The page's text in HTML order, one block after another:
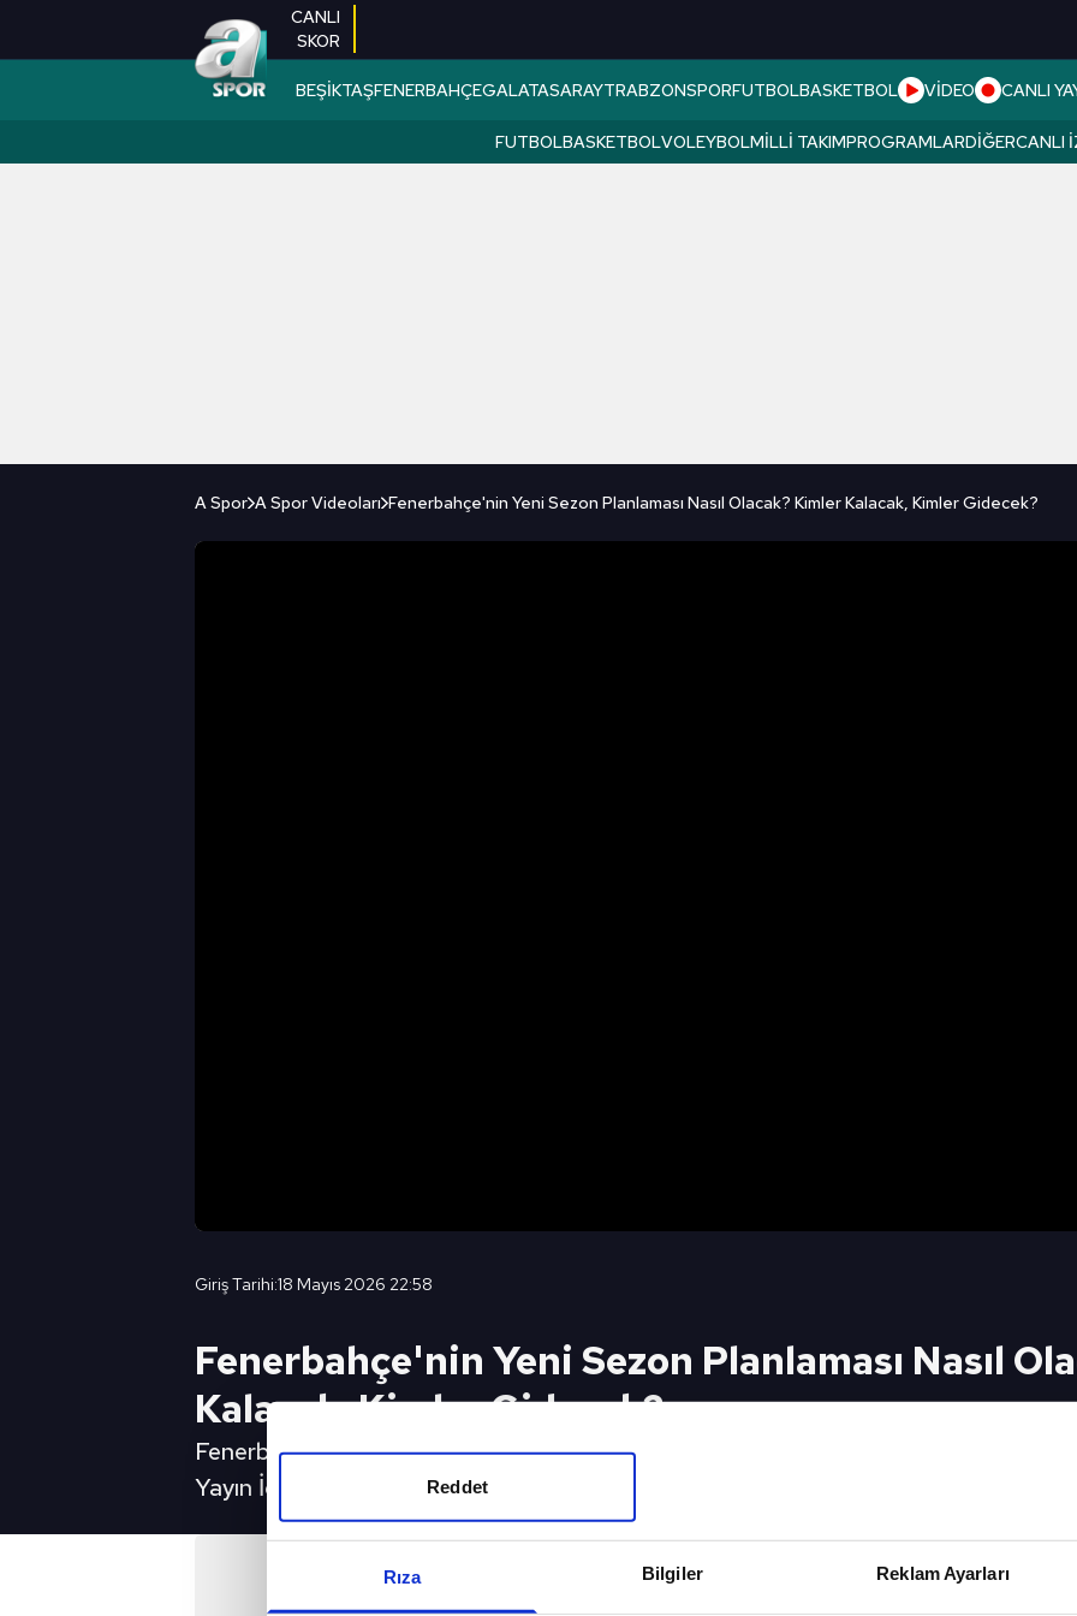
Rıza Bilgiler Reklam Ayarları
Reddet
CANLI
SKOR
BEŞİKTAŞFENERBAHÇEGALATASARAYTRABZONSPORFUTBOLBASKETBOL VİDEO CANLI
FUTBOLBASKETBOLVOLEYBOLMILLI TAKIMPROGRAMLARDIĞERCANLI
A Spor A Spor Videoları Fenerbahçe'nin Yeni Sezon Planlaması Nasıl Olacak? Kimler Kalacak, Kimler Gidecek?
Giriş Tarihi:18 Mayıs 2026 22:58
Fenerbahçe'nin Yeni Sezon Planlaması Nasıl
Kalacak, Kimler Gidecek?
Fenerbahçe'nin Yeni Sezon Planlaması Nasıl Olacak? Kimler Kalacak, Kimler
Yayın İçin Tıkla
Maç Günü -